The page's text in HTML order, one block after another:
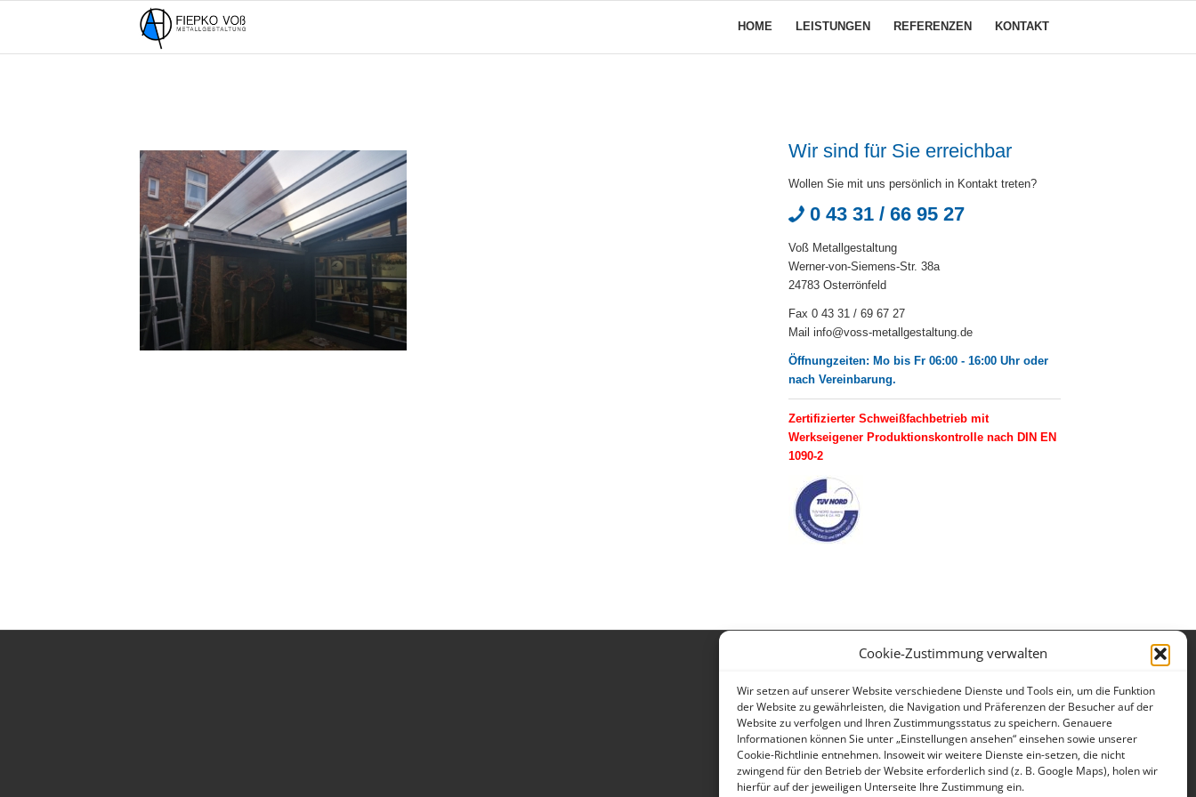
Cookie-Zustimmung verwalten
Wir setzen auf unserer Website verschiedene Dienste und Tools ein, um die Funktion
der Website zu gewährleisten, die Navigation und Präferenzen der Besucher auf der
Website zu verfolgen und Ihren Zustimmungsstatus zu speichern. Genauere
Informationen können Sie unter „Einstellungen ansehen“ einsehen sowie unserer
Cookie-Richtlinie entnehmen. Insoweit wir weitere Dienste ein-setzen, die nicht
zwingend für den Betrieb der Website erforderlich sind (z. B. Google Maps), holen wir
hierfür auf der jeweiligen Unterseite Ihre Zustimmung ein.
HOME LEISTUNGEN REFERENZEN KONTAKT
Wir sind für Sie erreichbar
Wollen Sie mit uns persönlich in Kontakt treten?
0 43 31 / 66 95 27
Voß Metallgestaltung
Werner-von-Siemens-Str. 38a
24783 Osterrönfeld
Fax 0 43 31 / 69 67 27
Mail info@voss-metallgestaltung.de
Öffnungzeiten: Mo bis Fr 06:00 - 16:00 Uhr oder
nach Vereinbarung.
Zertifizierter Schweißfachbetrieb mit
Werkseigener Produktionskontrolle nach DIN EN
1090-2
Impressum Datenschutzerklärung